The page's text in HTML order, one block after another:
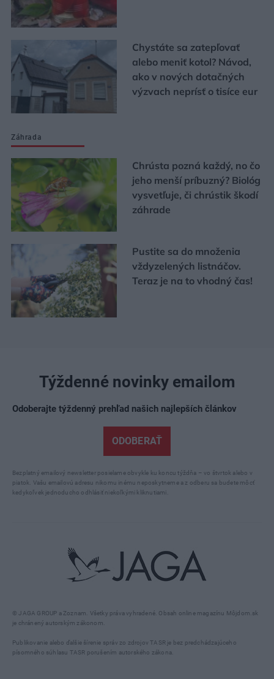
Chystáte sa zatepľovať
alebo meniť kotol? Návod,
ako v nových dotačných
výzvach neprísť o tisíce eur
Záhrada
Chrústa pozná každý, no čo
jeho menší príbuzný? Biológ
vysvetľuje, či chrústik škodí
záhrade
Pustite sa do množenia
vždyzelených listnáčov.
Teraz je na to vhodný čas!
© JAGA GROUP a Zoznam. Všetky práva vyhradené. Obsah online magazínu Môjdom.sk
je chránený autorským zákonom.
Publikovanie alebo ďalšie šírenie správ zo zdrojov TASR je bez predchádzajúceho
písomného súhlasu TASR porušením autorského zákona.
Týždenné novinky emailom
Odoberajte týždenný prehľad našich najlepších článkov
ODOBERAŤ
Bezplatný emailový newsletter posielame obvykle ku koncu týždňa – vo štvrtok alebo v
piatok. Vašu emailovú adresu nikomu inému neposkytneme a z odberu sa budete môcť
kedykoľvek jednoducho odhlásiť niekoľkými kliknutiami.